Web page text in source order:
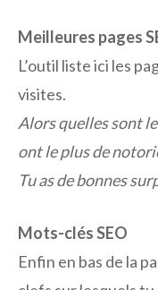
Meilleures pages
L’outil liste ici les
visites.
Alors quelles sont
ont le plus de
Tu as de bonnes
Mots-clés SEO
Enfin en bas de la